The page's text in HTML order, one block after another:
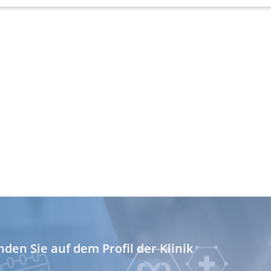
Sie auf dem Profil der Klinik
von Daten aus